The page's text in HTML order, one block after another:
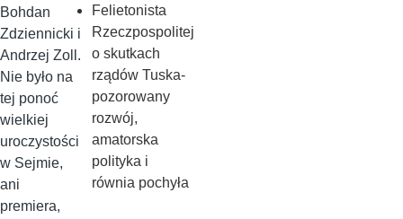
Bohdan
Zdziennicki i
Andrzej Zoll.
Nie było na
tej ponoć
wielkiej
uroczystości
w Sejmie,
ani
premiera,
Felietonista
Rzeczpospolitej
o skutkach
rządów Tuska-
pozorowany
rozwój,
amatorska
polityka i
równia pochyła